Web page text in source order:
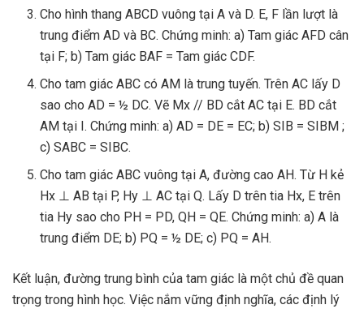
Cho hình thang ABCD vuông tại A và D. E, F lần lượt là
trung điểm AD và BC. Chứng minh: a) Tam giác AFD cân
tại F; b) Tam giác BAF = Tam giác CDF.
Cho tam giác ABC có AM là trung tuyến. Trên AC lấy D
sao cho AD = ½ DC. Vẽ Mx // BD cắt AC tại E. BD cắt
AM tại I. Chứng minh: a) AD = DE = EC; b) SIB = SIBM ;
c) SABC = SIBC.
Cho tam giác ABC vuông tại A, đường cao AH. Từ H kẻ
Hx ⊥ AB tại P, Hy ⊥ AC tại Q. Lấy D trên tia Hx, E trên
tia Hy sao cho PH = PD, QH = QE. Chứng minh: a) A là
trung điểm DE; b) PQ = ½ DE; c) PQ = AH.
Kết luận, đường trung bình của tam giác là một chủ đề quan
trọng trong hình học. Việc nắm vững định nghĩa, các định lý